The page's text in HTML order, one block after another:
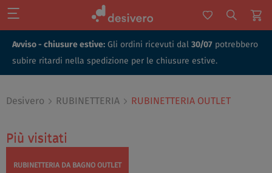
Avviso - chiusure estive: Gli ordini ricevuti dal 30/07 potrebbero
subire ritardi nella spedizione per le chiusure estive.
Desivero RUBINETTERIA RUBINETTERIA OUTLET
Più visitati
RUBINETTERIA DA BAGNO OUTLET
Più visitati